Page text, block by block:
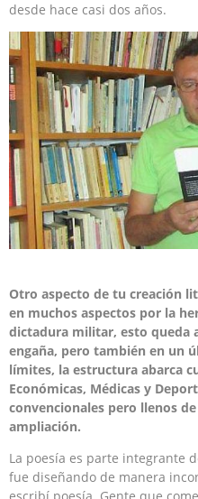
desde hace casi dos años.
Otro aspecto de tu creación
en muchos aspectos por la
dictadura militar, esto queda
engaña, pero también en un
límites, la estructura abarca
Económicas, Médicas y
convencionales pero llenos
ampliación.
La poesía es parte integrante
fue diseñando de manera